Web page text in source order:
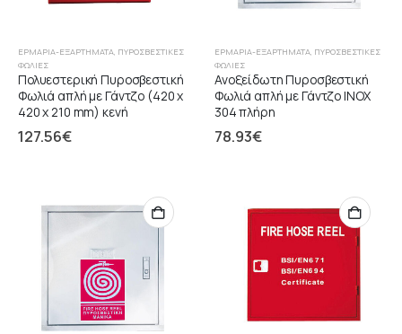
ΕΡΜΆΡΙΑ-ΕΞΑΡΤΉΜΑΤΑ ΠΥΡΟΣΒΕΣΤΙΚΈΣ
ΦΩΛΙΈΣ
Πολυεστερική Πυροσβεστική
Φωλιά απλή με Γάντζο (420 x
420 x 210 mm) κενή
127.56€
ΕΡΜΆΡΙΑ-ΕΞΑΡΤΉΜΑΤΑ ΠΥΡΟΣΒΕΣΤΙΚΈΣ
ΦΩΛΙΈΣ
Ανοξείδωτη Πυροσβεστική
Φωλιά απλή με Γάντζο ΙΝΟΧ
304 πλήρη
78.93€